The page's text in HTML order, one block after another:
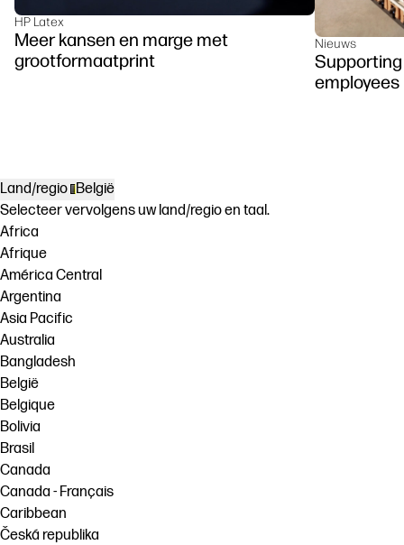
HP Latex
Meer kansen en marge met
grootformaatprint
Nieuws
employees
Land/regio België
Selecteer vervolgens uw land/regio en taal.
Africa
Afrique
América Central
Argentina
Asia Pacific
Australia
Bangladesh
België
Belgique
Bolivia
Brasil
Canada
Canada - Français
Caribbean
Česká republika